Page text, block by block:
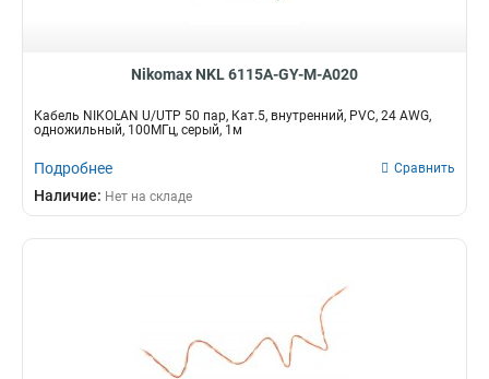
Nikomax NKL 6115A-GY-M-A020
Кабель NIKOLAN U/UTP 50 пар, Кат.5, внутренний, PVC, 24 AWG,
одножильный, 100МГц, серый, 1м
Подробнее Сравнить
Наличие: Нет на складе